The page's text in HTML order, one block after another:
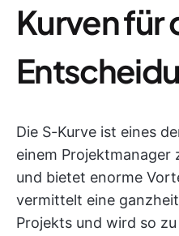
Kurven für
Die S-Kurve ist eines
einem Projektmanager
und bietet enorme
vermittelt eine
Projekts und wird so